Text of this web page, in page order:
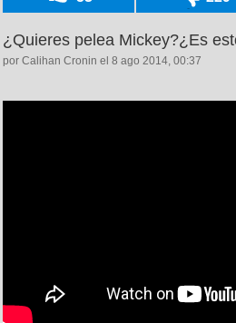
¿Quieres pelea Mickey?¿Es
por Calihan Cronin el 8 ago 2014, 00:37